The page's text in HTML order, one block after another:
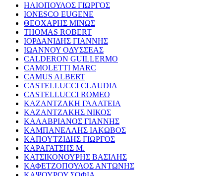
ΗΛΙΟΠΟΥΛΟΣ ΓΙΩΡΓΟΣ
IONESCO EUGENE
ΘΕΟΧΑΡΗΣ ΜΙΝΩΣ
THOMAS ROBERT
ΙΟΡΔΑΝΙΔΗΣ ΓΙΑΝΝΗΣ
ΙΩΑΝΝΟΥ ΟΔΥΣΣΕΑΣ
CALDERON GUILLERMO
CAMOLETTI MARC
CAMUS ALBERT
CASTELLUCCI CLAUDIA
CASTELLUCCI ROMEO
ΚΑΖΑΝΤΖΑΚΗ ΓΑΛΑΤΕΙΑ
ΚΑΖΑΝΤΖΑΚΗΣ ΝΙΚΟΣ
ΚΑΛΑΒΡΙΑΝΟΣ ΓΙΑΝΝΗΣ
ΚΑΜΠΑΝΕΛΛΗΣ ΙΑΚΩΒΟΣ
ΚΑΠΟΥΤΖΙΔΗΣ ΓΙΩΡΓΟΣ
ΚΑΡΑΓΑΤΣΗΣ Μ.
ΚΑΤΣΙΚΟΝΟΥΡΗΣ ΒΑΣΙΛΗΣ
ΚΑΦΕΤΖΟΠΟΥΛΟΣ ΑΝΤΩΝΗΣ